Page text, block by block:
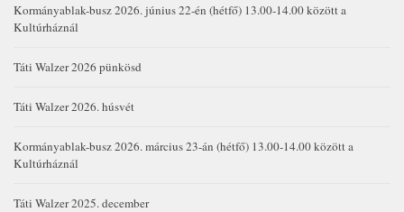
Kormányablak-busz 2026. június 22-én (hétfő) 13.00-14.00 között a
Kultúrháznál
Táti Walzer 2026 pünkösd
Táti Walzer 2026. húsvét
Kormányablak-busz 2026. március 23-án (hétfő) 13.00-14.00 között a
Kultúrháznál
Táti Walzer 2025. december